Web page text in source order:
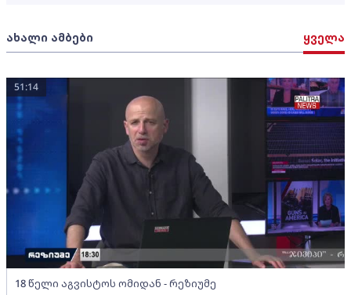
ახალი ამბები ყველა
18 წელი აგვისტოს ომიდან - რეზიუმე
51:14